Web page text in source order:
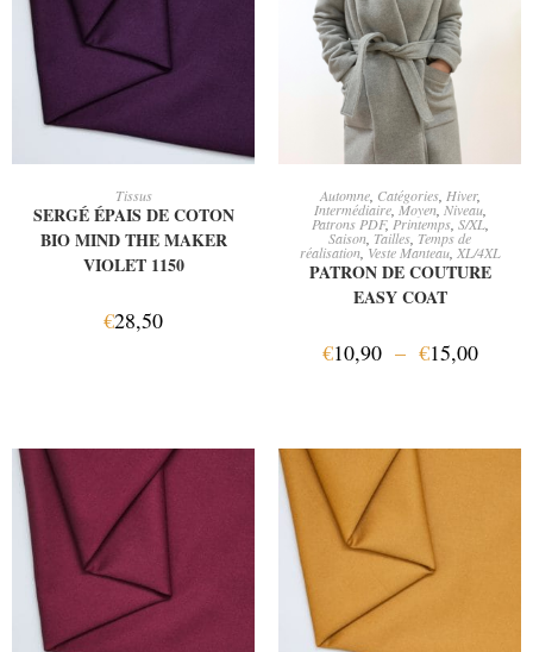
Tissus
SERGÉ ÉPAIS DE COTON
BIO MIND THE MAKER
VIOLET 1150
€28,50
CHOIX DES OPTIONS
Automne, Catégories, Hiver,
Intermédiaire, Moyen, Niveau,
Patrons PDF,Printemps, S/XL,
Saison Tailles Temps de
réalisation,Veste Manteau, XL/4XL
PATRON DE COUTURE
EASY COAT
€10,90 – €15,00